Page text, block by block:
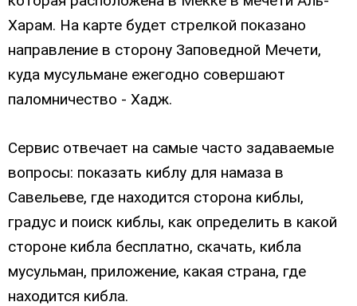
Харам. На карте будет стрелкой показано
направление в сторону Заповедной Мечети,
куда мусульмане ежегодно совершают
паломничество - Хадж.
Сервис отвечает на самые часто задаваемые
вопросы: показать киблу для намаза в
Савельеве, где находится сторона киблы,
градус и поиск киблы, как определить в какой
стороне кибла бесплатно, скачать, кибла
мусульман, приложение, какая страна, где
находится кибла.